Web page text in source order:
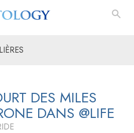
DES MILES
DANS @LIFE